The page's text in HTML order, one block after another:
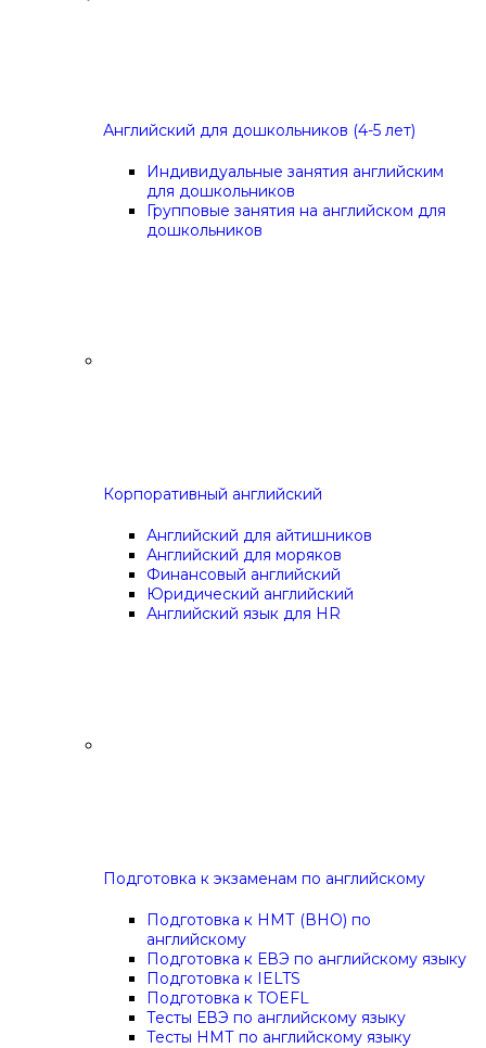
Английский для дошкольников (4-5 лет)
Индивидуальные занятия английским
для дошкольников
Групповые занятия на английском для
дошкольников
Корпоративный английский
Английский для айтишников
Английский для моряков
Финансовый английский
Юридический английский
Английский язык для HR
Подготовка к экзаменам по английскому
Подготовка к НМТ (ВНО) по
английскому
Подготовка к ЕВЭ по английскому языку
Подготовка к IELTS
Подготовка к TOEFL
Тесты ЕВЭ по английскому языку
Тесты НМТ по английскому языку